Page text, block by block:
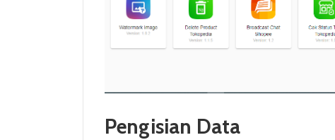
Pengisian Data